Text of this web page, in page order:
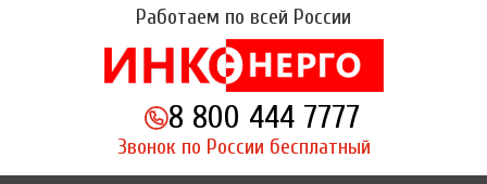
Работаем по всей России
8 800 444 7777
Звонок по России бесплатный